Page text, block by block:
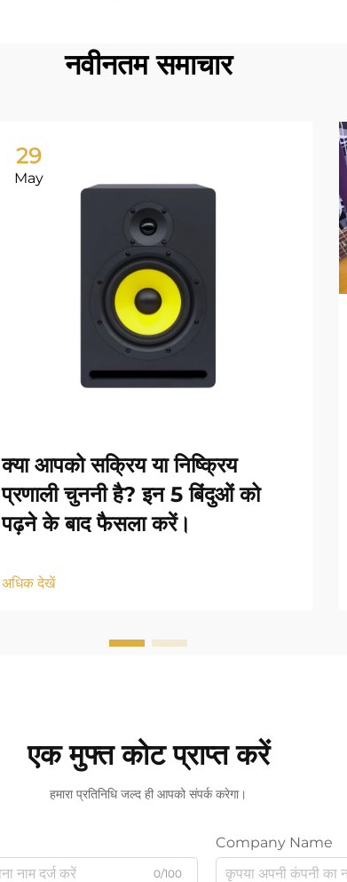
नवीनतम समाचार
29
May
क्या आपको सक्रिय या निष्क्रिय
प्रणाली चुननी है? इन 5 बिंदुओं को
पढ़ने के बाद फैसला करें।
अधिक देखें
एक मुफ्त कोट प्राप्त करें
हमारा प्रतिनिधि जल्द ही आपको संपर्क करेगा।
0/100
Company Name